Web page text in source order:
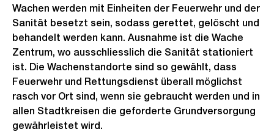
s
s
i
Wachen werden mit Einheiten der Feuerwehr und der
Sanität besetzt sein, sodass gerettet, gelöscht und
behandelt werden kann. Ausnahme ist die Wache
Zentrum, wo ausschliesslich die Sanität stationiert
ist. Die Wachenstandorte sind so gewählt, dass
Feuerwehr und Rettungsdienst überall möglichst
rasch vor Ort sind, wenn sie gebraucht werden und in
allen Stadtkreisen die geforderte Grundversorgung
gewährleistet wird.